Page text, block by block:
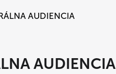
AUDIENCIA
AUDIENCIA